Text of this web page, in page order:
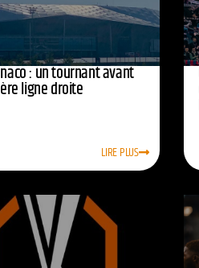
: un tournant avant
ligne droite
LIRE PLUS